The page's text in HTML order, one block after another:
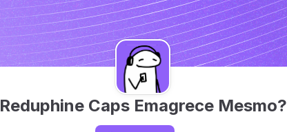
Reduphine Caps Emagrece Mesmo?